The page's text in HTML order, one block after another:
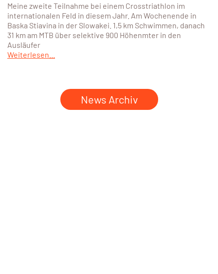
Meine zweite Teilnahme bei einem Crosstriathlon im
internationalen Feld in diesem Jahr. Am Wochenende in
Baska Stiavina in der Slowakei. 1,5 km Schwimmen, danach
31 km am MTB über selektive 900 Höhenmter in den
Ausläufer
Weiterlesen...
News Archiv